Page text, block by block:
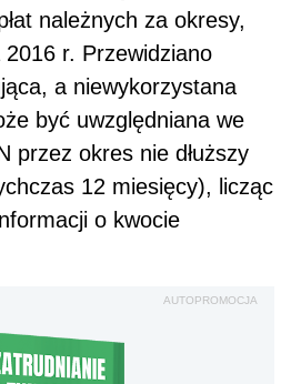
należnych za okresy,
r. Przewidziano
a niewykorzystana
być uwzględniana we
przez okres nie dłuższy
12 miesięcy), licząc
o kwocie
AUTOPROMOCJA